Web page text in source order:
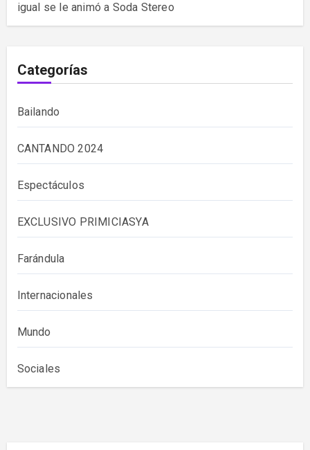
igual se le animó a Soda Stereo
Categorías
Bailando
CANTANDO 2024
Espectáculos
EXCLUSIVO PRIMICIASYA
Farándula
Internacionales
Mundo
Sociales